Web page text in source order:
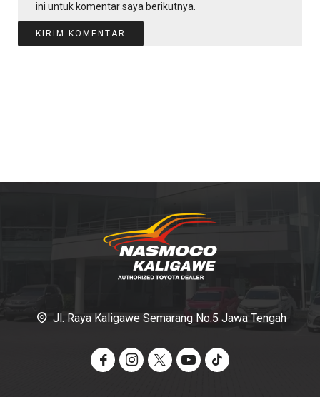
ini untuk komentar saya berikutnya.
Jl. Raya Kaligawe Semarang No.5 Jawa Tengah